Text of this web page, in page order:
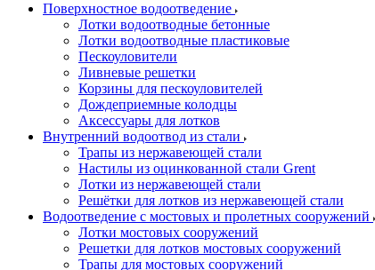
Поверхностное водоотведение
Лотки водоотводные бетонные
Лотки водоотводные пластиковые
Пескоуловители
Ливневые решетки
Корзины для пескоуловителей
Дождеприемные колодцы
Аксессуары для лотков
Внутренний водоотвод из стали
Трапы из нержавеющей стали
Настилы из оцинкованной стали Grent
Лотки из нержавеющей стали
Решётки для лотков из нержавеющей стали
Водоотведение с мостовых и пролетных сооружений
Лотки мостовых сооружений
Решетки для лотков мостовых сооружений
Трапы для мостовых сооружений